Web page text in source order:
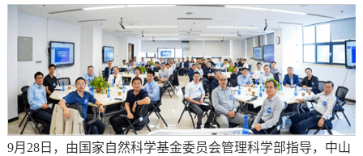
9月28日，由国家自然科学基金委员会管理科学部指导，中山